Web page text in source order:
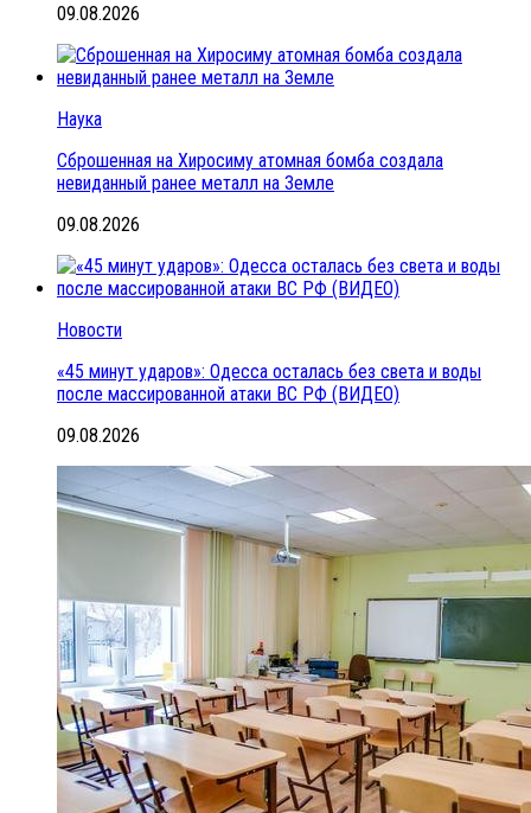
09.08.2026
Наука
Сброшенная на Хиросиму атомная бомба создала
невиданный ранее металл на Земле
09.08.2026
Новости
«45 минут ударов»: Одесса осталась без света и воды
после массированной атаки ВС РФ (ВИДЕО)
09.08.2026